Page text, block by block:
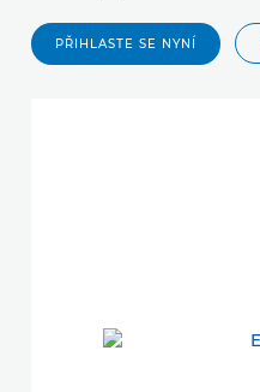
PŘIHLASTE SE NYNÍ